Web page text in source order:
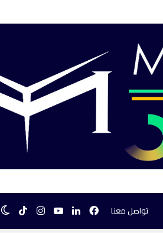
تواصل معنا TikTok
انستقرام يوتيوب لينكدإنفيسبوك